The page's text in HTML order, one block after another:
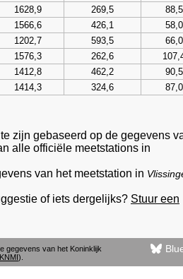
1628,9 269,5 88,5
1566,6 426,1 58,0
1202,7 593,5 66,0
1576,3 262,6
1412,8 462,2 90,5
1414,3 324,6 87,0
zijn gebaseerd op de gegevens
alle officiële meetstations in
van het meetstation in
of iets dergelijks? Stuur een
gegevens van het Koninklijk
KNMI).